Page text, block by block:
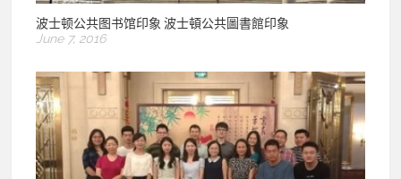
波士顿公共图书馆印象 波士頓公共圖書館印象
June 7, 2016